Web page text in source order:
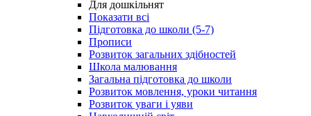
Для дошкільнят
Показати всі
Підготовка до школи (5-7)
Прописи
Розвиток загальних здібностей
Школа малювання
Загальна підготовка до школи
Розвиток мовлення, уроки читання
Розвиток уваги і уяви